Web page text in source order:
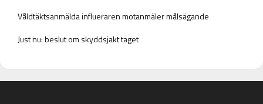
Våldtäktsanmälda influeraren motanmäler målsägande
Just nu: beslut om skyddsjakt taget